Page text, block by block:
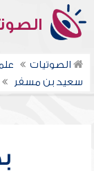
الصوتيات
سعيد بن مسفر